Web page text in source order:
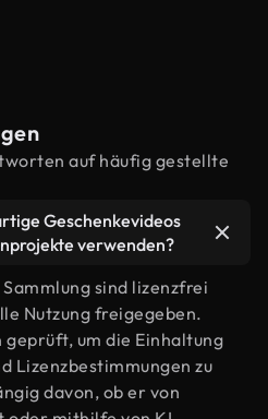
auf häufig gestellte
Geschenkevideos
verwenden?
sind lizenzfrei
Nutzung freigegeben.
um die Einhaltung
Lizenzbestimmungen zu
davon, ob er von